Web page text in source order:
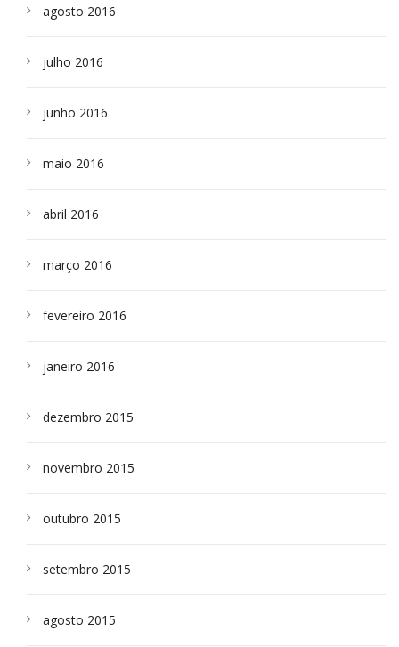
agosto 2016
julho 2016
junho 2016
maio 2016
abril 2016
março 2016
fevereiro 2016
janeiro 2016
dezembro 2015
novembro 2015
outubro 2015
setembro 2015
agosto 2015